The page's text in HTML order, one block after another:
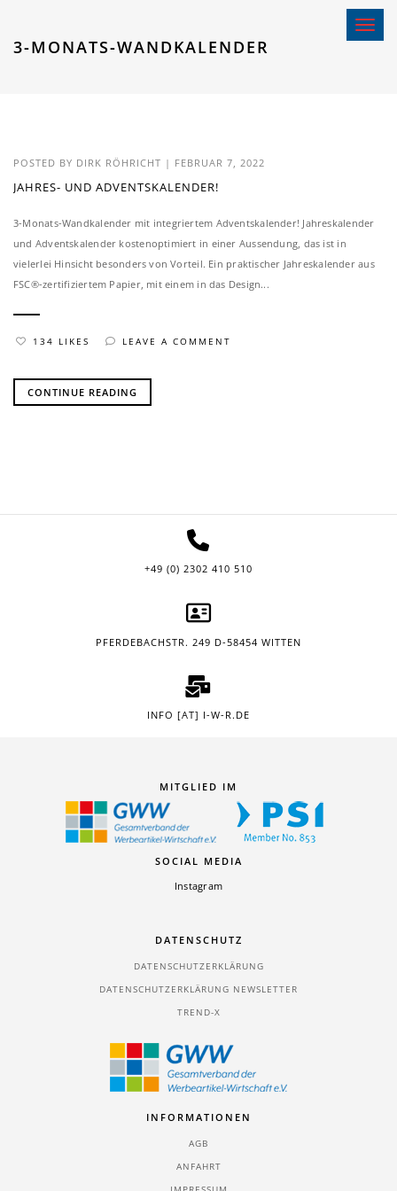
Toggle
3-MONATS-WANDKALENDER
POSTED BY DIRK RÖHRICHT | FEBRUAR 7, 2022
JAHRES- UND ADVENTSKALENDER!
3-Monats-Wandkalender mit integriertem Adventskalender! Jahreskalender
und Adventskalender kostenoptimiert in einer Aussendung, das ist in
vielerlei Hinsicht besonders von Vorteil. Ein praktischer Jahreskalender aus
FSC®-zertifiziertem Papier, mit einem in das Design...
134 LIKES LEAVE A COMMENT
CONTINUE READING
+49 (0) 2302 410 510
PFERDEBACHSTR. 249 D-58454 WITTEN
INFO [AT] I-W-R.DE
MITGLIED IM
SOCIAL MEDIA
Instagram
DATENSCHUTZ
DATENSCHUTZERKLÄRUNG
DATENSCHUTZERKLÄRUNG NEWSLETTER
TREND-X
INFORMATIONEN
AGB
ANFAHRT